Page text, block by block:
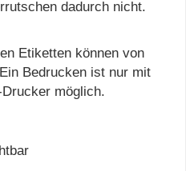
dadurch nicht.
Etiketten können von
Bedrucken ist nur mit
möglich.